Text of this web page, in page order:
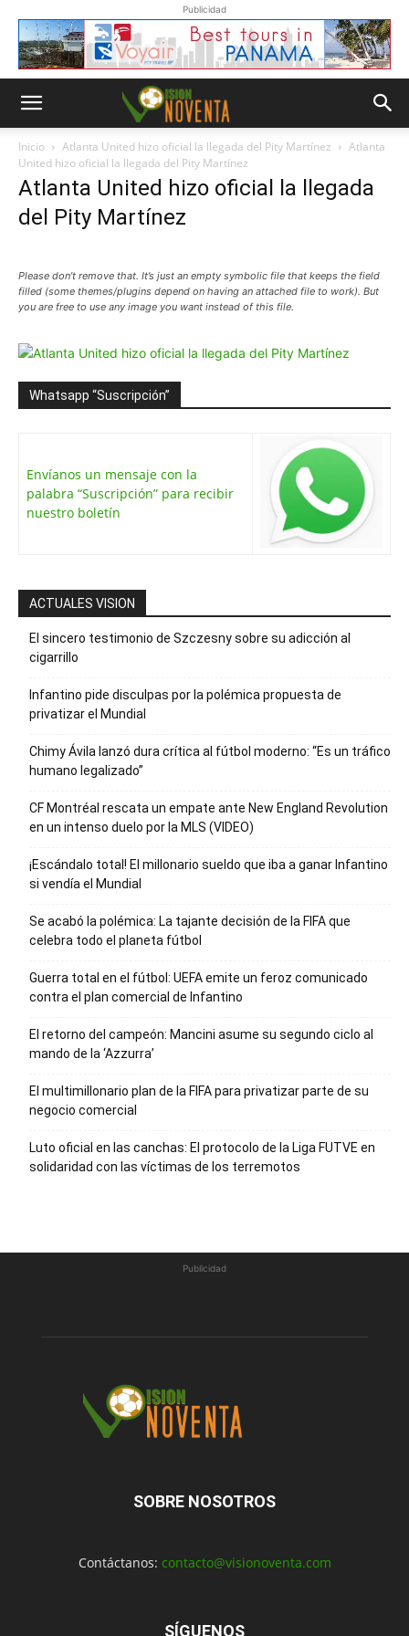
Publicidad
Inicio Atlanta United hizo oficial la llegada del Pity Martínez
Atlanta
United hizo oficial la llegada del Pity Martínez
Atlanta United hizo oficial la llegada
del Pity Martínez
Please don’t remove that. It’s just an empty symbolic file that keeps the field
filled (some themes/plugins depend on having an attached file to work). But
you are free to use any image you want instead of this file.
Whatsapp “Suscripción”
Envíanos un mensaje con la
palabra “Suscripción” para recibir
nuestro boletín
ACTUALES VISION
El sincero testimonio de Szczesny sobre su adicción al
cigarrillo
Infantino pide disculpas por la polémica propuesta de
privatizar el Mundial
Chimy Ávila lanzó dura crítica al fútbol moderno: “Es un tráfico
humano legalizado”
CF Montréal rescata un empate ante New England Revolution
en un intenso duelo por la MLS (VIDEO)
¡Escándalo total! El millonario sueldo que iba a ganar Infantino
si vendía el Mundial
Se acabó la polémica: La tajante decisión de la FIFA que
celebra todo el planeta fútbol
Guerra total en el fútbol: UEFA emite un feroz comunicado
contra el plan comercial de Infantino
El retorno del campeón: Mancini asume su segundo ciclo al
mando de la ‘Azzurra’
El multimillonario plan de la FIFA para privatizar parte de su
negocio comercial
Luto oficial en las canchas: El protocolo de la Liga FUTVE en
solidaridad con las víctimas de los terremotos
Publicidad
SOBRE NOSOTROS
Contáctanos: contacto@visionoventa.com
SÍGUENOS